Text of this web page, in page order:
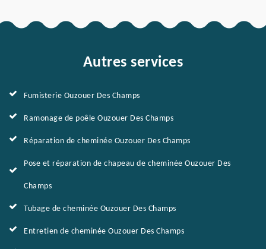
Autres services
Fumisterie Ouzouer Des Champs
Ramonage de poêle Ouzouer Des Champs
Réparation de cheminée Ouzouer Des Champs
Pose et réparation de chapeau de cheminée Ouzouer Des
Champs
Tubage de cheminée Ouzouer Des Champs
Entretien de cheminée Ouzouer Des Champs